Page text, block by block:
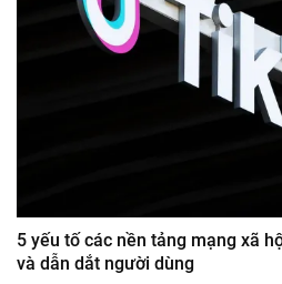
5 yếu tố các nền tảng mạng xã
và dẫn dắt người dùng